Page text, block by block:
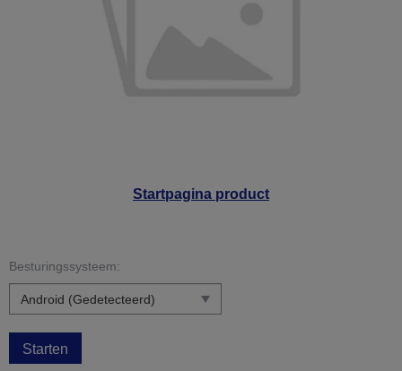
Startpagina product
Besturingssysteem:
Starten